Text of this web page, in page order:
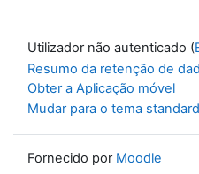
Utilizador não autenticado (
Resumo da retenção de
Obter a Aplicação móvel
Mudar para o tema standard
Fornecido por Moodle